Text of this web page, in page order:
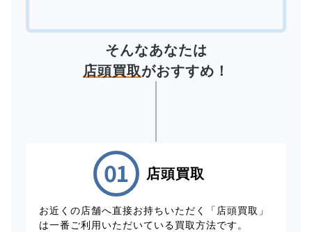
そんなあなたは
店頭買取がおすすめ！
店頭買取
お近くの店舗へ直接お持ちいただく「店頭買取」
は一番ご利用いただいている買取方法です。